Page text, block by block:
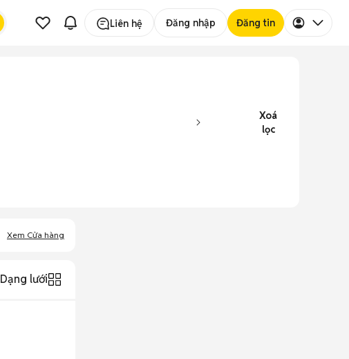
Liên hệ Đăng nhập Đăng tin
Xoá
lọc
Xem Cửa hàng
Dạng lưới